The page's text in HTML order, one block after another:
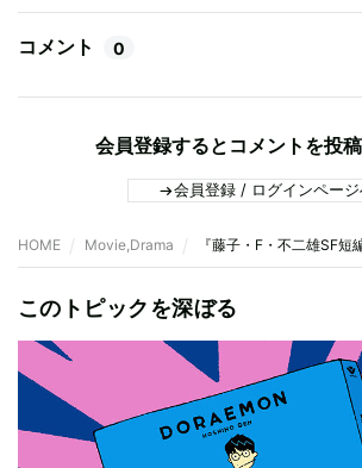
コメント 0
会員登録するとコメントを投
会員登録 / ログインペー
HOME Movie,Drama 『藤子・F・不二雄SF
このトピックを深ぼる